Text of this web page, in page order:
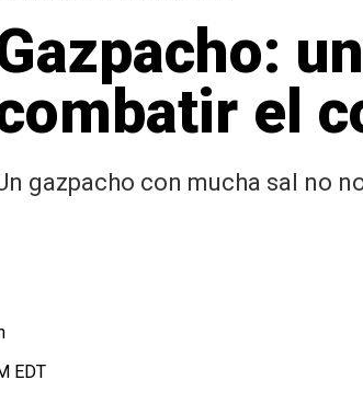
el
gazpacho con mucha sal no
EDT